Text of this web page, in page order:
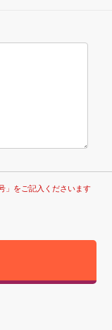
」をご記入くださいます